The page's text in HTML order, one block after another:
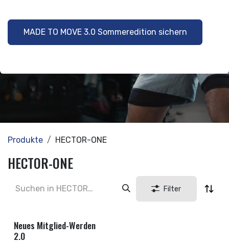
MADE TO MOVE 3.0 Sommeredition sichern
Produkte HECTOR-ONE
HECTOR-ONE
Filter
Neues Mitglied-Werden
2.0